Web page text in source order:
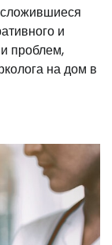
и
проблем,
на дом в